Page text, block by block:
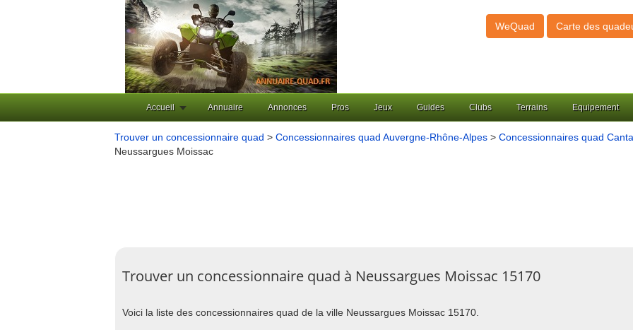
WeQuad Carte des
Accueil Annuaire Annonces Pros Jeux Guides Clubs Terrains Equipement
Trouver un concessionnaire quad > Concessionnaires quad Auvergne-Rhône-Alpes > Concessionnaires quad
Neussargues Moissac
Trouver un concessionnaire quad à Neussargues Moissac 15170
Voici la liste des concessionnaires quad de la ville Neussargues Moissac 15170.